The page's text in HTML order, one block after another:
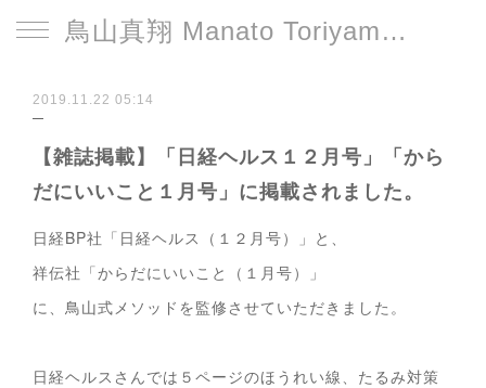
鳥山真翔 Manato Toriyama Official HP＜総合＞
2019.11.22 05:14
【雑誌掲載】「日経ヘルス１２月号」「から
だにいいこと１月号」に掲載されました。
日経BP社「日経ヘルス（１２月号）」と、
祥伝社「からだにいいこと（１月号）」
に、鳥山式メソッドを監修させていただきました。
日経ヘルスさんでは５ページのほうれい線、たるみ対策